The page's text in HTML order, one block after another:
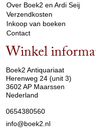
Over Boek2 en Ardi Seij
Verzendkosten
Inkoop van boeken
Contact
Winkel
Boek2 Antiquariaat
Herenweg 24 (unit 3)
3602 AP Maarssen
Nederland
0654380560
info@boek2.nl